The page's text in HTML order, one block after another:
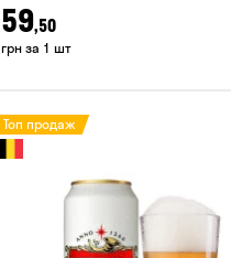
59,50
грн за 1 шт
Топ продаж